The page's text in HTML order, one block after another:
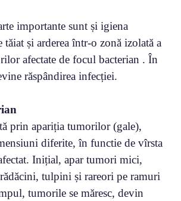
importante sunt și igiena
și arderea într-o zonă izolată a
afectate de focul bacterian . În
răspândirea infecției.
prin apariția tumorilor (gale),
diferite, în functie de vîrsta
Inițial, apar tumori mici,
tulpini și rareori pe ramuri
tumorile se măresc, devin